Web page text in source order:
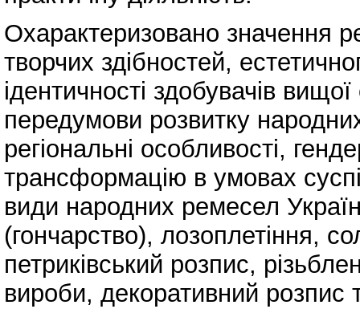
Охарактеризовано значення
творчих здібностей,
ідентичності здобувачів
передумови розвитку
регіональні особливості,
трансформацію в умовах
види народних ремесел
(гончарство), лозоплетіння,
петриківський розпис,
вироби, декоративний розпис